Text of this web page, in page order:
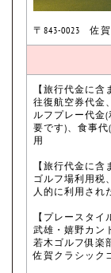
〒843-0023 佐
【旅行代金に含
往復航空券代金
ルフプレー代金
要です)、食事
用
【旅行代金に含
ゴルフ場利用税
人的に利用され
【プレースタイ
武雄・嬉野カ
若木ゴルフ
佐賀クラシッ